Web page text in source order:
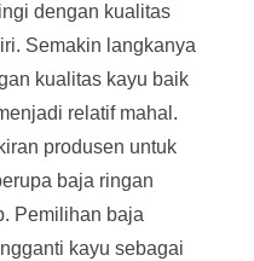
dengan kualitas
Semakin langkanya
kualitas kayu baik
relatif mahal.
produsen untuk
baja ringan
Pemilihan baja
kayu sebagai